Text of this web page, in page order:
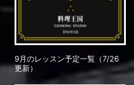
9月のレッスン予定一覧（7/26
更新）